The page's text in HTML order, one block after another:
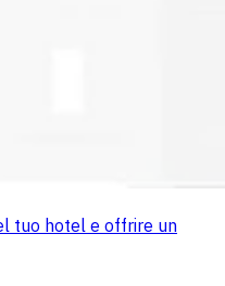
tuo hotel e offrire un